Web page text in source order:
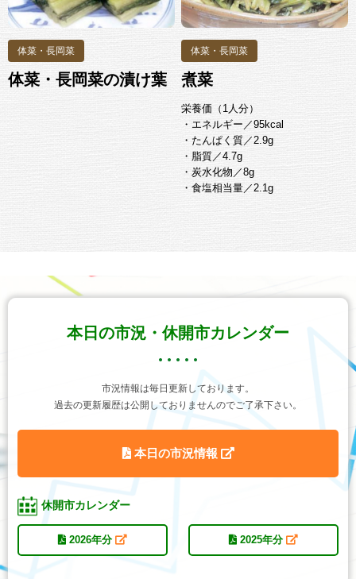
体菜・長岡菜
体菜・長岡菜の漬け葉
体菜・長岡菜
煮菜
栄養価（1人分）
・エネルギー／95kcal
・たんぱく質／2.9g
・脂質／4.7g
・炭水化物／8g
・食塩相当量／2.1g
本日の市況・休開市カレンダー
市況情報は毎日更新しております。
過去の更新履歴は公開しておりませんのでご了承下さい。
本日の市況情報
休開市カレンダー
2026年分 2025年分